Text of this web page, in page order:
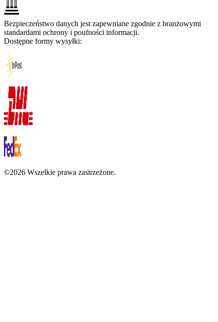
Bezpieczeństwo danych jest zapewniane zgodnie z branżowymi
standardami ochrony i poufności informacji.
Dostępne formy wysyłki:
©2026 Wszelkie prawa zastrzeżone.